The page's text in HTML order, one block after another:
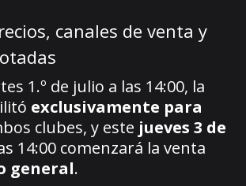
canales de venta y
1.º de julio a las 14:00, la
exclusivamente para
clubes, y este jueves 3 de
14:00 comenzará la venta
general.